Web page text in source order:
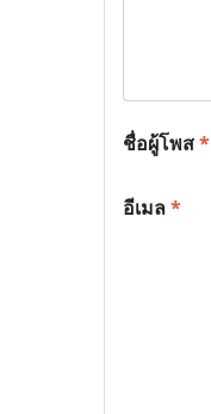
ชื่อผู้โพส*
อีเมล*